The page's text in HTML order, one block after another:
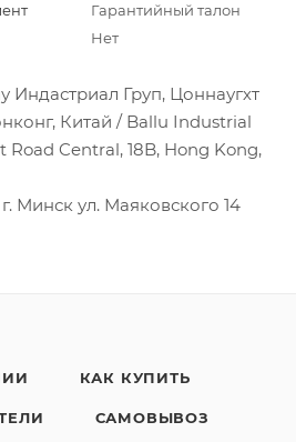
Гарантийный талон
Нет
Индастриал Груп, Цоннаугхт
Китай / Ballu Industrial
Road Central, 18B, Hong Kong,
г. Минск ул. Маяковского 14
КАК КУПИТЬ
САМОВЫВОЗ